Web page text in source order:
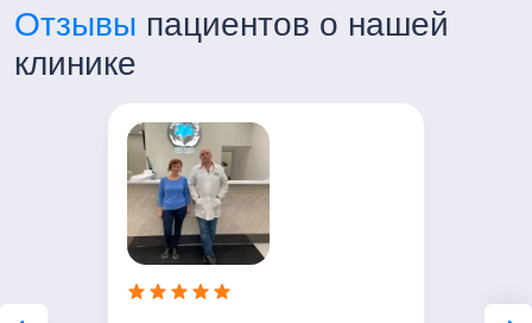
Часы работы:
Пн-Пт с 7:00 до 21:00
Сб-Вс с 8:00 до 20:00
Отзывы пациентов о нашей
клинике